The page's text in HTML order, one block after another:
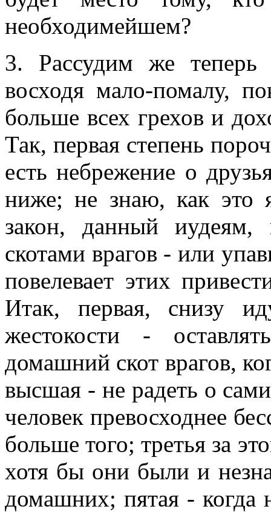
необходимейшем?
3. Рассудим же
восходя мало-помалу,
больше всех грехов и
Так, первая степень
есть небрежение о
ниже; не знаю, как это
закон, данный иудеям,
скотами врагов - или
повелевает этих
Итак, первая, снизу
жестокости -
домашний скот врагов,
высшая - не радеть о
человек превосходнее
больше того; третья за
хотя бы они были и
домашних; пятая - когда